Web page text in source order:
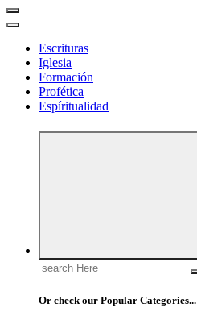
Escrituras
Iglesia
Formación
Profética
Espíritualidad
Search
for:
Or check our Popular Categories...